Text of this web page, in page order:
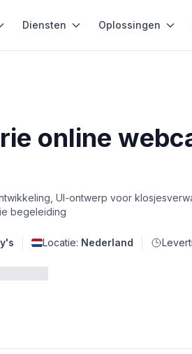
Diensten Oplossingen
online
UI-ontwerp voor
begeleiding
Locatie: Nederland